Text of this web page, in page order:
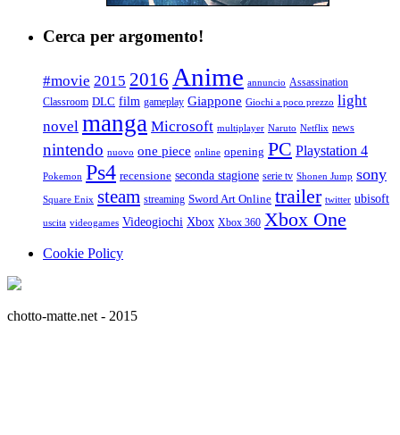
Cerca per argomento!
#movie 2015 2016 Anime annuncio Assassination
Classroom DLC film gameplay Giappone Giochi a poco prezzo light
novel manga Microsoft multiplayer Naruto Netflix news
nintendo nuovo one piece online opening PC Playstation 4
Pokemon Ps4 recensione seconda stagione serie tv Shonen Jump sony
Square Enix steam streaming Sword Art Online trailer twitter ubisoft
uscita videogames Videogiochi Xbox Xbox 360 Xbox One
Cookie Policy
chotto-matte.net - 2015